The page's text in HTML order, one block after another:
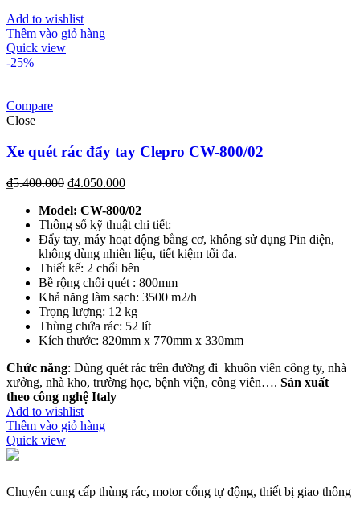
Add to wishlist
Thêm vào giỏ hàng
Quick view
-25%
Compare
Close
Xe quét rác đẩy tay Clepro CW-800/02
₫5.400.000 ₫4.050.000
Model: CW-800/02
Thông số kỹ thuật chi tiết:
Đẩy tay, máy hoạt động bằng cơ, không sử dụng Pin điện,
không dùng nhiên liệu, tiết kiệm tối đa.
Thiết kế: 2 chổi bên
Bề rộng chổi quét : 800mm
Khả năng làm sạch: 3500 m2/h
Trọng lượng: 12 kg
Thùng chứa rác: 52 lít
Kích thước: 820mm x 770mm x 330mm
Chức năng: Dùng quét rác trên đường đi khuôn viên công ty, nhà
xưởng, nhà kho, trường học, bệnh viện, công viên…. Sản xuất
theo công nghệ Italy
Add to wishlist
Thêm vào giỏ hàng
Quick view
Chuyên cung cấp thùng rác, motor cổng tự động, thiết bị giao thông